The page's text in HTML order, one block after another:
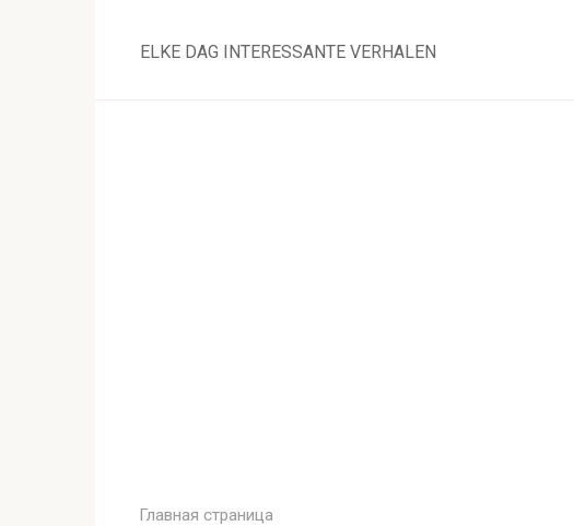
ELKE DAG INTERESSANTE VERHALEN
Главная страница